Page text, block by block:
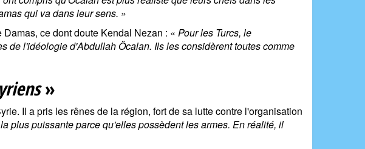
qui va dans leur sens. »
ce dont doute Kendal Nezan : « Pour les Turcs, le
de l'idéologie d'Abdullah Öcalan. Ils les considèrent toutes comme
»
Il a pris les rênes de la région, fort de sa lutte contre l'organisation
plus puissante parce qu'elles possèdent les armes. En réalité, il